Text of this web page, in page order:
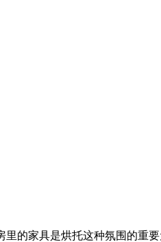
的家具是烘托这种氛围的重